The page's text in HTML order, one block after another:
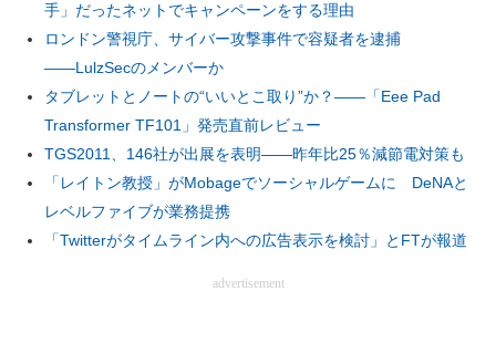
ちょっと気になるネットの話題
手」だったネットでキャンペーンをする理由
ロンドン警視庁、サイバー攻撃事件で容疑者を逮捕
――LulzSecのメンバーか
タブレットとノートの“いいとこ取り”か？――「Eee Pad
Transformer TF101」発売直前レビュー
TGS2011、146社が出展を表明――昨年比25％減節電対策も
「レイトン教授」がMobageでソーシャルゲームに DeNAと
レベルファイブが業務提携
「Twitterがタイムライン内への広告表示を検討」とFTが報道
advertisement